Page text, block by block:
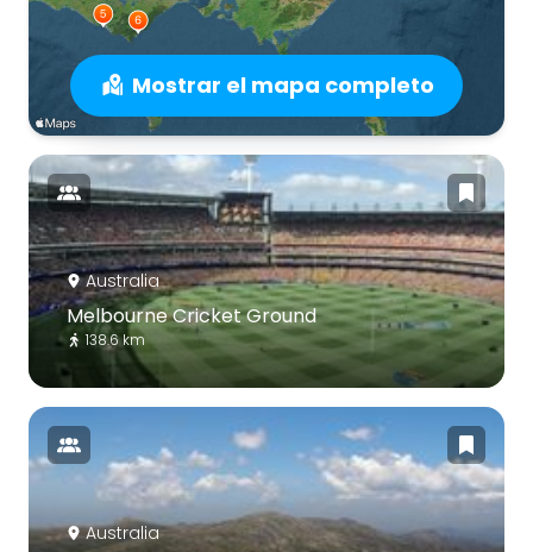
Mostrar el mapa completo
Australia
Melbourne Cricket Ground
138.6 km
Australia